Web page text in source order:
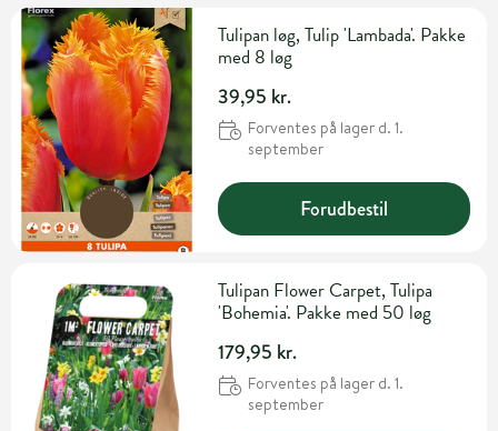
Tulipan løg, Tulip 'Lambada'. Pakke
med 8 løg
39,95 kr.
Forventes på lager d. 1.
september
Forudbestil
Tulipan Flower Carpet, Tulipa
'Bohemia'. Pakke med 50 løg
179,95 kr.
Forventes på lager d. 1.
september